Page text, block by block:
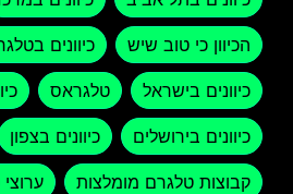
הכיוון כי טוב שיש כיוונים
כיוונים בישראל טלגראס
כיוונים בירושלים כיוונים בצפון
קבוצות טלגרם מומלצות